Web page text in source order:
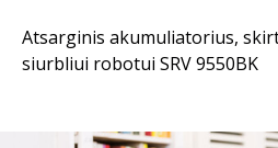
Atsarginis akumuliatorius,
siurbliui robotui SRV 9550BK